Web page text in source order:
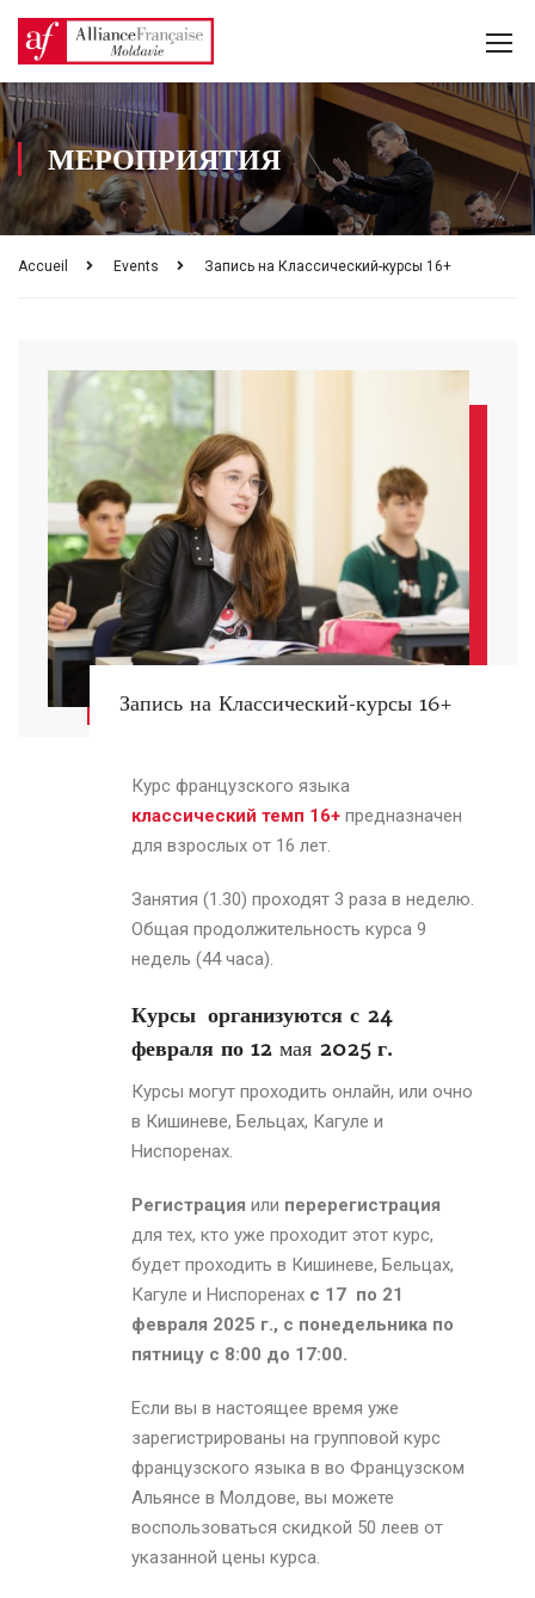
МЕРОПРИЯТИЯ
Accueil Events Запись на Классический-курсы 16+
Запись на Классический-курсы 16+
Курс французского языка
классический темп 16+ предназначен
для взрослых от 16 лет.
Занятия (1.30) проходят 3 раза в неделю.
Общая продолжительность курса 9
недель (44 часа).
Курсы организуются с 24
февраля по 12 мая 2025 г.
Курсы могут проходить онлайн, или очно
в Кишиневе, Бельцах, Кагуле и
Ниспоренах.
Регистрация или перерегистрация
для тех, кто уже проходит этот курс,
будет проходить в Кишиневе, Бельцах,
Кагуле и Ниспоренах с 17 по 21
февраля 2025 г., с понедельника по
пятницу с 8:00 до 17:00.
Если вы в настоящее время уже
зарегистрированы на групповой курс
французского языка в во Французском
Альянсе в Молдове, вы можете
воспользоваться скидкой 50 леев от
указанной цены курса.